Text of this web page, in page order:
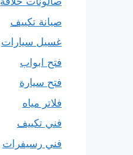
صيانة تكييف
غسيل سيارات
فتح ابواب
فتح سيارة
فلاتر مياه
فني تكييف
فني رسيفرات